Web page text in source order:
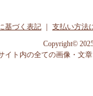
基づく表記 支払い方法
Copyright©
イト内の全ての画像・文